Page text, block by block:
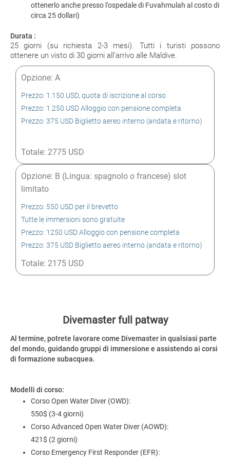
ottenerlo anche presso l'ospedale di Fuvahmulah al costo di
circa 25 dollari)
Durata :
25 giorni (su richiesta 2-3 mesi). Tutti i turisti possono
ottenere un visto di 30 giorni all'arrivo alle Maldive.
Opzione: A
Prezzo: 1.150 USD, quota di iscrizione al corso
Prezzo: 1.250 USD Alloggio con pensione completa
Prezzo: 375 USD Biglietto aereo interno (andata e ritorno)
Totale: 2775 USD
Opzione: B (Lingua: spagnolo o francese) slot
limitato
Prezzo: 550 USD per il brevetto
Tutte le immersioni sono gratuite
Prezzo: 1250 USD Alloggio con pensione completa
Prezzo: 375 USD Biglietto aereo interno (andata e ritorno)
Totale: 2175 USD
Divemaster full patway
Al termine, potrete lavorare come Divemaster in qualsiasi parte
del mondo, guidando gruppi di immersione e assistendo ai corsi
di formazione subacquea.
Modelli di corso:
Corso Open Water Diver (OWD):
550$ (3-4 giorni)
Corso Advanced Open Water Diver (AOWD):
421$ (2 giorni)
Corso Emergency First Responder (EFR):